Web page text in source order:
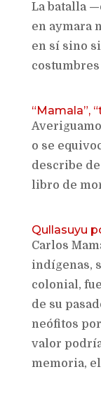
La batalla
en aymara
en sí sino
“Mamala”,
o se
describe
libro de
Qullasuyu
Carlos
indígenas,
colonial,
de su
neófitos
valor
memoria,